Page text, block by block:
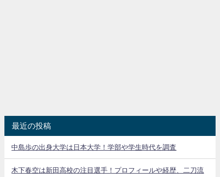
最近の投稿
中島歩の出身大学は日本大学！学部や学生時代を調査
木下春空は新田高校の注目選手！プロフィールや経歴、二刀流